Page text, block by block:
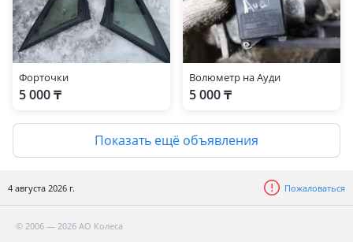
Форточки
5 000 ₸
Волюметр на Ауди
5 000 ₸
Показать ещё объявления
4 августа 2026 г. Пожаловаться
© 2006 — 2026 АО Колеса